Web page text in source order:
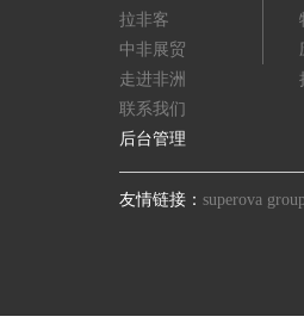
拉非客
中非展贸
走进非洲
联系我们
后台管理
友情链接： superova